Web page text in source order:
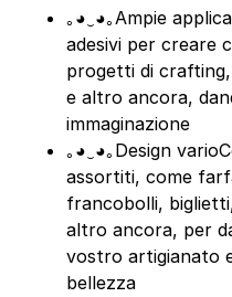
｡◕‿◕｡Ampie
adesivi per creare
progetti di
e altro ancora,
immaginazione
｡◕‿◕｡Design
assortiti, come
francobolli,
altro ancora, per
vostro artigianato
bellezza